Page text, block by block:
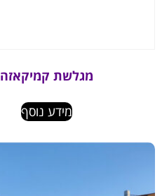
מגלשת קמיקאזה
מידע נוסף